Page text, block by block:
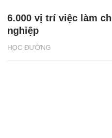
HỌC ĐƯỜNG
6.000 vị trí việc làm
nghiệp